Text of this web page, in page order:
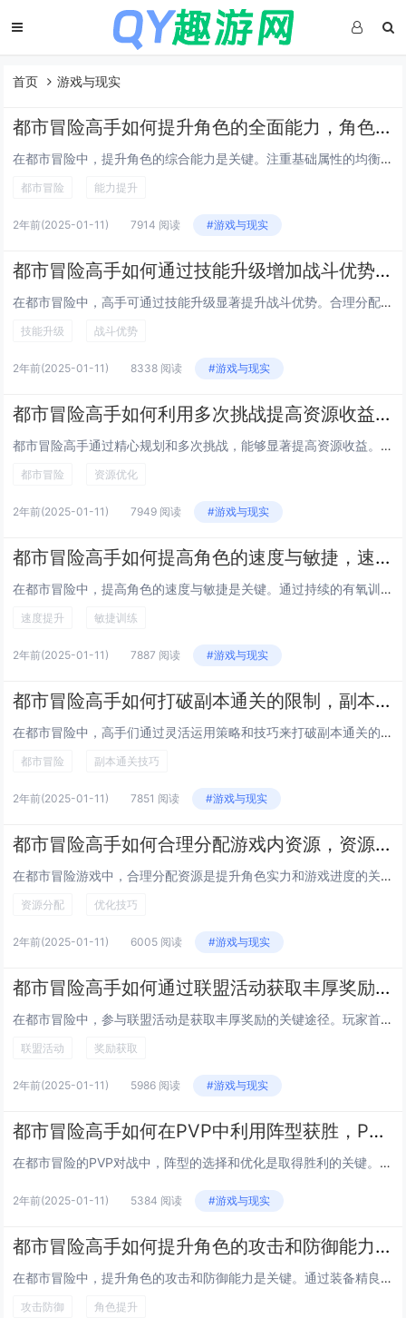
首页 游戏与现实
都市冒险高手如何提升角色的全面能力，角色综合能力提升方法
在都市冒险中，提升角色的综合能力是关键。注重基础属性的均衡发展，如力量、敏捷、智力和耐力，确保角色在不同场景中都能应对自如。通过装备优化来增强角色的战斗力，选择适合的武器、防具和辅助道具，提升防御和攻击力。技能搭配也不容忽视，根据角色定位选...
都市冒险 能力提升
2年前(2025-01-11) 7914 阅读 #游戏与现实
都市冒险高手如何通过技能升级增加战斗优势，技能升级全技巧
在都市冒险中，高手可通过技能升级显著提升战斗优势。合理分配技能点是关键，优先强化核心战斗技能，如近战、射击和闪避等，确保基础实力稳固。利用经验值加速技能成长，通过完成高难度任务或挑战强大敌人获取更多奖励。结合辅助技能如医疗、侦查等，增强生存...
技能升级 战斗优势
2年前(2025-01-11) 8338 阅读 #游戏与现实
都市冒险高手如何利用多次挑战提高资源收益，挑战资源最大化
都市冒险高手通过精心规划和多次挑战，能够显著提高资源收益。他们深入研究每次挑战的规则与奖励机制，确保每次都选择最优路径。利用累积的经验和技能，在不同场景中灵活应对，减少失败几率。他们会合理分配时间和精力，专注于高回报的任务。通过不断积累资源...
都市冒险 资源优化
2年前(2025-01-11) 7949 阅读 #游戏与现实
都市冒险高手如何提高角色的速度与敏捷，速度敏捷提升技巧
在都市冒险中，提高角色的速度与敏捷是关键。通过持续的有氧训练如跑步、跳绳，增强心肺功能和耐力，为高速移动打下基础。进行力量训练，特别是针对腿部和核心肌群，以提升爆发力和灵活性。练习反应速度，例如通过敏捷梯训练或反应球游戏，能有效提高应对突发...
速度提升 敏捷训练
2年前(2025-01-11) 7887 阅读 #游戏与现实
都市冒险高手如何打破副本通关的限制，副本通关技巧与策略
在都市冒险中，高手们通过灵活运用策略和技巧来打破副本通关的限制。深入研究副本机制是关键，了解每个关卡的独特规则和敌人的行为模式，从而制定针对性的战术。合理搭配角色技能与装备，确保团队成员之间的协作流畅，最大化输出与生存能力。掌握节奏控制，避...
都市冒险 副本通关技巧
2年前(2025-01-11) 7851 阅读 #游戏与现实
都市冒险高手如何合理分配游戏内资源，资源分配与优化技巧
在都市冒险游戏中，合理分配资源是提升角色实力和游戏进度的关键。优先考虑核心资源如货币、材料和技能点的分配。货币应主要用于购买稀有装备或加速关键任务，避免浪费在低效道具上。材料则需根据当前需求和未来升级计划进行储备，确保关键时刻不缺材料。技能...
资源分配 优化技巧
2年前(2025-01-11) 6005 阅读 #游戏与现实
都市冒险高手如何通过联盟活动获取丰厚奖励，联盟活动攻略
在都市冒险中，参与联盟活动是获取丰厚奖励的关键途径。玩家首先需加入一个活跃且有组织的联盟，通过每日签到、完成任务积累活跃度。联盟活动通常包括团队副本、资源争夺战和限时挑战等，这些活动不仅考验个人实力，更强调团队协作。玩家应积极参与讨论，了解...
联盟活动 奖励获取
2年前(2025-01-11) 5986 阅读 #游戏与现实
都市冒险高手如何在PVP中利用阵型获胜，PVP阵型选择与优化
在都市冒险的PVP对战中，阵型的选择和优化是取得胜利的关键。高手们通常会根据对手的特点灵活调整阵型，以达到最佳的攻防效果。常见的阵型包括防守型、平衡型和进攻型。防守型阵型侧重于保护核心角色，通过高防御和控制技能拖延时间；平衡型则兼顾攻防，适...
2年前(2025-01-11) 5384 阅读 #游戏与现实
都市冒险高手如何提升角色的攻击和防御能力，攻击防御双重提升
在都市冒险中，提升角色的攻击和防御能力是关键。通过装备精良的武器与防具，如高攻击力的枪械或坚固的护甲，可以显著增强战斗力。技能升级也是重要环节，专注培养攻击性技能如格斗技巧、远程射击，同时强化防御技能如闪避、格挡等，能实现攻防兼备。合理利用...
攻击防御 角色提升